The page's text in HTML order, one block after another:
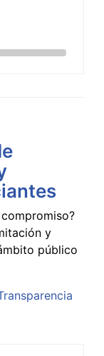
y
público